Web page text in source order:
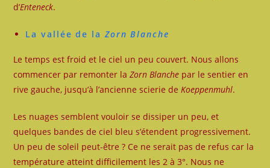
d’Enteneck.
La vallée de la Zorn Blanche
Le temps est froid et le ciel un peu couvert. Nous allons
commencer par remonter laZorn Blanche par le sentier en
rive gauche, jusqu’à l’ancienne scierie de Koeppenmuhl.
Les nuages semblent vouloir se dissiper un peu, et
quelques bandes de ciel bleu s’étendent progressivement.
Un peu de soleil peut-être ? Ce ne serait pas de refus car la
température atteint difficilement les 2 à 3°. Nous ne